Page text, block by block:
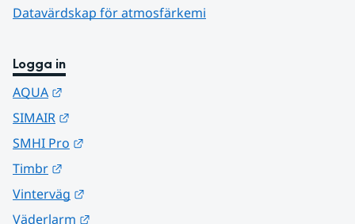
Datavärdskap för atmosfärkemi
Logga in
AQUA
SIMAIR
SMHI Pro
Timbr
Vinterväg
Väderlarm